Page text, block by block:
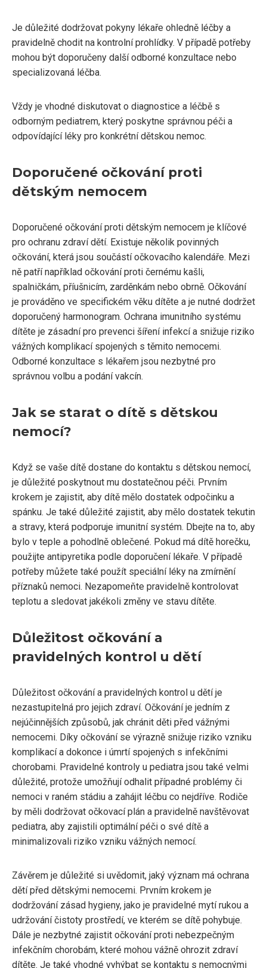
Je důležité dodržovat pokyny lékaře ohledně léčby a
pravidelně chodit na kontrolní prohlídky. V případě potřeby
mohou být doporučeny další odborné konzultace nebo
specializovaná léčba.
Vždy je vhodné diskutovat o diagnostice a léčbě s
odborným pediatrem, který poskytne správnou péči a
odpovídající léky pro konkrétní dětskou nemoc.
Doporučené očkování proti
dětským nemocem
Doporučené očkování proti dětským nemocem je klíčové
pro ochranu zdraví dětí. Existuje několik povinných
očkování, která jsou součástí očkovacího kalendáře. Mezi
ně patří například očkování proti černému kašli,
spalničkám, příušnicím, zarděnkám nebo obrně. Očkování
je prováděno ve specifickém věku dítěte a je nutné dodržet
doporučený harmonogram. Ochrana imunitního systému
dítěte je zásadní pro prevenci šíření infekcí a snižuje riziko
vážných komplikací spojených s těmito nemocemi.
Odborné konzultace s lékařem jsou nezbytné pro
správnou volbu a podání vakcín.
Jak se starat o dítě s dětskou
nemocí?
Když se vaše dítě dostane do kontaktu s dětskou nemocí,
je důležité poskytnout mu dostatečnou péči. Prvním
krokem je zajistit, aby dítě mělo dostatek odpočinku a
spánku. Je také důležité zajistit, aby mělo dostatek tekutin
a stravy, která podporuje imunitní systém. Dbejte na to, aby
bylo v teple a pohodlně oblečené. Pokud má dítě horečku,
použijte antipyretika podle doporučení lékaře. V případě
potřeby můžete také použít speciální léky na zmírnění
příznaků nemoci. Nezapomeňte pravidelně kontrolovat
teplotu a sledovat jakékoli změny ve stavu dítěte.
Důležitost očkování a
pravidelných kontrol u dětí
Důležitost očkování a pravidelných kontrol u dětí je
nezastupitelná pro jejich zdraví. Očkování je jedním z
nejúčinnějších způsobů, jak chránit děti před vážnými
nemocemi. Díky očkování se výrazně snižuje riziko vzniku
komplikací a dokonce i úmrtí spojených s infekčními
chorobami. Pravidelné kontroly u pediatra jsou také velmi
důležité, protože umožňují odhalit případné problémy či
nemoci v raném stádiu a zahájit léčbu co nejdříve. Rodiče
by měli dodržovat očkovací plán a pravidelně navštěvovat
pediatra, aby zajistili optimální péči o své dítě a
minimalizovali riziko vzniku vážných nemocí.
Závěrem je důležité si uvědomit, jaký význam má ochrana
dětí před dětskými nemocemi. Prvním krokem je
dodržování zásad hygieny, jako je pravidelné mytí rukou a
udržování čistoty prostředí, ve kterém se dítě pohybuje.
Dále je nezbytné zajistit očkování proti nebezpečným
infekčním chorobám, které mohou vážně ohrozit zdraví
dítěte. Je také vhodné vyhýbat se kontaktu s nemocnými